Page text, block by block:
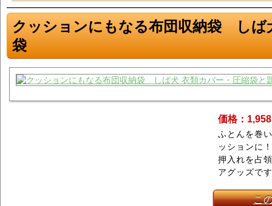
クッションにもなる布団収納袋 しば
袋
価格：
ふとんを巻
ッションに！
押入れを占
アグッズで
こ